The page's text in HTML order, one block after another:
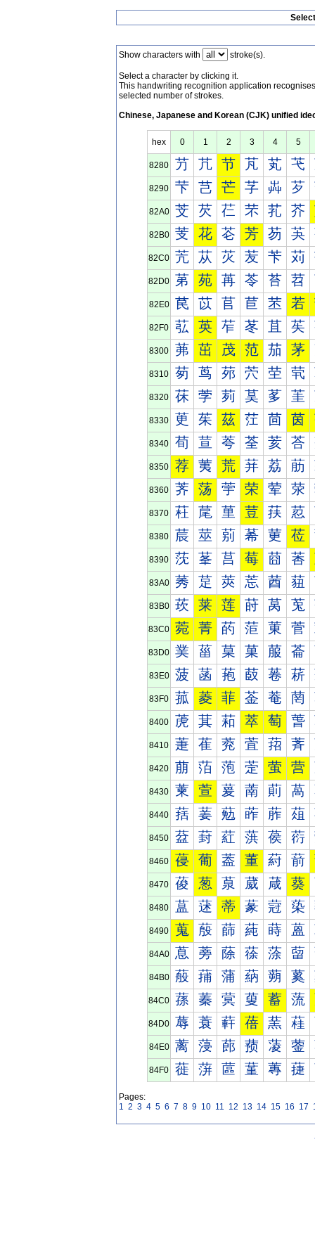
Show characters with stroke(s).
Select a character by clicking it.
This handwriting recognition application
selected number of strokes.
Chinese, Japanese and Korean (CJK) unified
hex 0 1 2 3 4 5
8280 芀 芁 节 芃 芄 芅
8290 芐 芑 芒 芓 芔 芕
82A0 芠 芡 芢 芣 芤 芥
82B0 芰 花 芲 芳 芴 芵
82C0 苀 苁 苂 苃 苄 苅
82D0 苐 苑 苒 苓 苔 苕
82E0 苠 苡 苢 苣 苤 若
82F0 苰 英 苲 苳 苴 苵
8300 茀 茁 茂 范 茄 茅
8310 茐 茑 茒 茓 茔 茕
8320 茠 茡 茢 茣 茤 茥
8330 茰 茱 茲 茳 茴 茵
8340 荀 荁 荂 荃 荄 荅
8350 荐 荑 荒 荓 荔 荕
8360 荠 荡 荢 荣 荤 荥
8370 荰 荱 荲 荳 荴 荵
8380 莀 莁 莂 莃 莄 莅
8390 莐 莑 莒 莓 莔 莕
83A0 莠 莡 莢 莣 莤 莥
83B0 莰 莱 莲 莳 莴 莵
83C0 菀 菁 菂 菃 菄 菅
83D0 菐 菑 菒 菓 菔 菕
83E0 菠 菡 菢 菣 菤 菥
83F0 菰 菱 菲 菳 菴 菵
8400 萀 萁 萂 萃 萄 萅
8410 萐 萑 萒 萓 萔 萕
8420 萠 萡 萢 萣 萤 营
8430 萰 萱 萲 萳 萴 萵
8440 葀 葁 葂 葃 葄 葅
8450 葐 葑 葒 葓 葔 葕
8460 葠 葡 葢 董 葤 葥
8470 葰 葱 葲 葳 葴 葵
8480 蒀 蒁 蒂 蒃 蒄 蒅
8490 蒐 蒑 蒒 蒓 蒔 蒕
84A0 蒠 蒡 蒢 蒣 蒤 蒥
84B0 蒰 蒱 蒲 蒳 蒴 蒵
84C0 蓀 蓁 蓂 蓃 蓄 蓅
84D0 蓐 蓑 蓒 蓓 蓔 蓕
84E0 蓠 蓡 蓢 蓣 蓤 蓥
84F0 蓰 蓱 蓲 蓳 蓴 蓵
Pages:
1 2 3 4 5 6 7 8 9 10 11 12 13 14 15 16 17